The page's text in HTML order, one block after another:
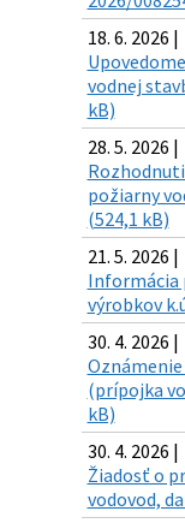
18. 6. 2026 |
vodnej
kB)
28. 5. 2026 |
požiarny
(524,1 kB)
21. 5. 2026 |
Informácia
výrobkov
30. 4. 2026 |
(prípojka
kB)
30. 4. 2026 |
Žiadosť o
vodovod,